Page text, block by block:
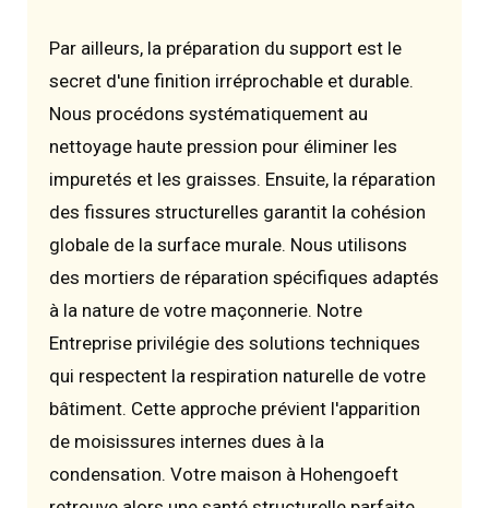
Par ailleurs, la préparation du support est le
secret d'une finition irréprochable et durable.
Nous procédons systématiquement au
nettoyage haute pression pour éliminer les
impuretés et les graisses. Ensuite, la réparation
des fissures structurelles garantit la cohésion
globale de la surface murale. Nous utilisons
des mortiers de réparation spécifiques adaptés
à la nature de votre maçonnerie. Notre
Entreprise privilégie des solutions techniques
qui respectent la respiration naturelle de votre
bâtiment. Cette approche prévient l'apparition
de moisissures internes dues à la
condensation. Votre maison à Hohengoeft